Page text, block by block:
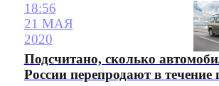
18:56
21 МАЯ
2020
Подсчитано, сколько
России перепродают в течение